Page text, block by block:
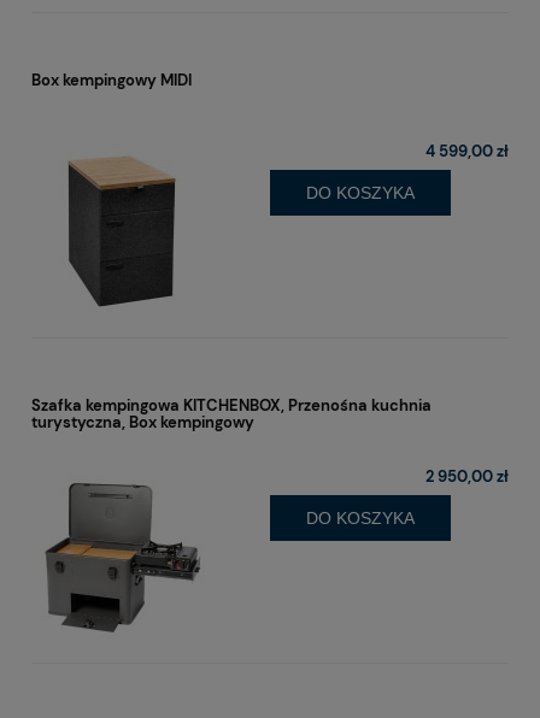
Box kempingowy MIDI
4 599,00 zł
DO KOSZYKA
Szafka kempingowa KITCHENBOX, Przenośna kuchnia
turystyczna, Box kempingowy
2 950,00 zł
DO KOSZYKA